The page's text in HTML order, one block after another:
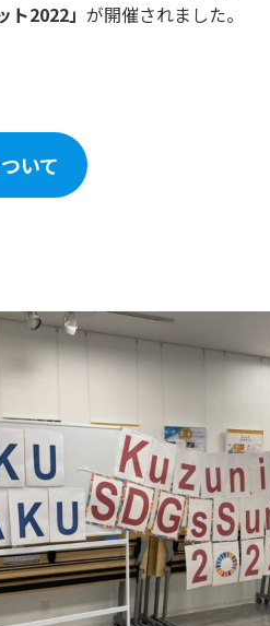
ト2022」 が開催されました。
いて